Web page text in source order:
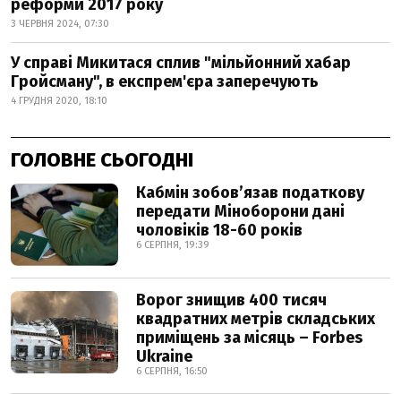
реформи 2017 року
3 ЧЕРВНЯ 2024, 07:30
У справі Микитася сплив "мільйонний хабар
Гройсману", в експрем'єра заперечують
4 ГРУДНЯ 2020, 18:10
ГОЛОВНЕ СЬОГОДНІ
Кабмін зобовʼязав податкову
передати Міноборони дані
чоловіків 18-60 років
6 СЕРПНЯ, 19:39
Ворог знищив 400 тисяч
квадратних метрів складських
приміщень за місяць – Forbes
Ukraine
6 СЕРПНЯ, 16:50